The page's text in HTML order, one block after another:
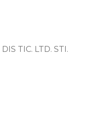
TIC. LTD. STI.